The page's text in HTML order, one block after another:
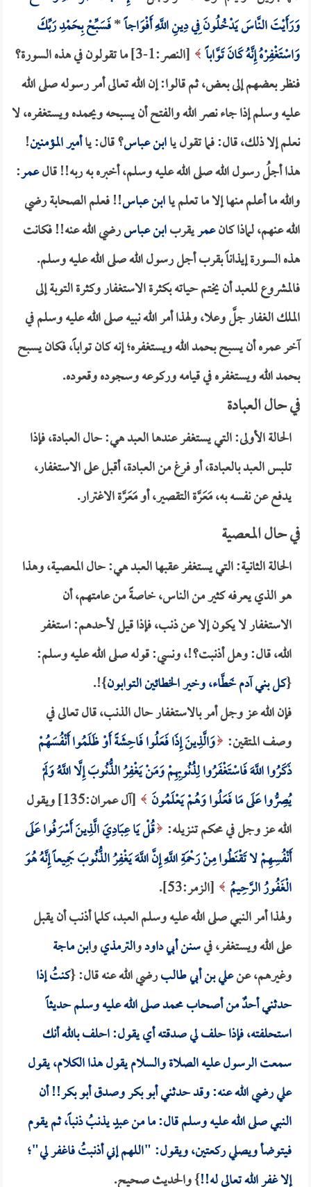
وَرَأَيْتَ النَّاسَ يَدْخُلُونَ فِي دِينِ اللَّهِ أَفْوَاجاً*فَسَبِّحْ بِحَمْدِ رَبِّكَ
وَاسْتَغْفِرْهُ إِنَّهُ كَانَ تَوَّاباً
[النصر:1-3] ما تقولون في هذه السورة؟
فنظر بعضهم إلى بعض، ثم قالوا: إن الله تعالى أمر رسوله صلى الله
عليه وسلم إذا جاء نصر الله والفتح أن يسبحه ويحمده ويستغفره، لا
نعلم إلا ذلك، قال: فما تقول ياابن عباس؟ قال: ياأمير المؤمنين!
هذا أجلُ رسول الله صلى الله عليه وسلم، أخبره به ربه!! قالعمر:
والله ما أعلم منها إلا ما تعلم ياابن عباس!! فعلم الصحابة رضي
الله عنهم، لماذا كانعمريقربابن عباسرضي الله عنه!! فكانت
هذه السورة إيذاناً بقرب أجل رسول الله صلى الله عليه وسلم.
فالمشروع للعبد أن يختم حياته بكثرة الاستغفار وكثرة التوبة إلى
الملك الغفار جلَّ وعلا، ولهذا أمر الله نبيه صلى الله عليه وسلم في
آخر عمره أن يسبح بحمد الله ويستغفره؛ إنه كان تواباً، فكان يسبح
بحمد الله ويستغفره في قيامه وركوعه وسجوده وقعوده.
في حال العبادة
الحالة الأولى: التي يستغفر عندها العبد هي: حال العبادة، فإذا
تلبس العبد بالعبادة، أو فرغ من العبادة، أقبل على الاستغفار،
يدفع عن نفسه به، مَعَرَّة التقصير، أو مَعَرَّة الاغترار.
في حال المعصية
الحالة الثانية: التي يستغفر عقبها العبد هي: حال المعصية، وهذا
هو الذي يعرفه كثير من الناس، خاصةً من عامتهم، أن
الاستغفار لا يكون إلا عن ذنب، فإذا قيل لأحدهم: استغفر
الله، قال: وهل أذنبت؟!، ونسي: قوله صلى الله عليه وسلم:
{كل بني آدم خَطَّاء، وخير الخطائين التوابون}!.
فإن الله عز وجل أمر بالاستغفار حال الذنب، قال تعالى في
وصف المتقين: وَالَّذِينَ إِذَا فَعَلُوا فَاحِشَةً أَوْ ظَلَمُوا أَنْفُسَهُمْ
ذَكَرُوا اللَّهَ فَاسْتَغْفَرُوا لِذُنُوبِهِمْ وَمَنْ يَغْفِرُ الذُّنُوبَ إِلَّا اللَّهُ وَلَمْ
يُصِرُّوا عَلَى مَا فَعَلُوا وَهُمْ يَعْلَمُونَ
[آل عمران:135] ويقول
الله عز وجل في محكم تنـزيله: قُلْ يَا عِبَادِيَ الَّذِينَ أَسْرَفُوا عَلَى
أَنْفُسِهِمْ لا تَقْنَطُوا مِنْ رَحْمَةِ اللَّهِ إِنَّ اللَّهَ يَغْفِرُ الذُّنُوبَ جَمِيعاً إِنَّهُ هُوَ
الْغَفُورُ الرَّحِيمُ
[الزمر:53].
ولهذا أمر النبي صلى الله عليه وسلم العبد، كلما أذنب أن يقبل
على الله ويستغفر، فيسنن أبي داودوالترمذيوابن ماجة
وغيرهم، عنعلي بن أبي طالبرضي الله عنه قال: {كنتُ إذا
حدثني أحدٌ من أصحاب محمد صلى الله عليه وسلم حديثاً
استحلفته، فإذا حلف لي صدقته أي يقول: احلف بالله أنك
سمعت الرسول عليه الصلاة والسلام يقول هذا الكلام، يقول
عليرضي الله عنه: وقد حدثنيأبو بكروصدقأبو بكر!! أن
النبي صلى الله عليه وسلم قال: ما من عبدٍ يذنبُ ذنباً، ثم يقوم
فيتوضأ ويصلي ركعتين، ويقول: "اللهم إني أذنبتُ فاغفر لي"؛
إلا غفر الله تعالى له!!} والحديث صحيح.